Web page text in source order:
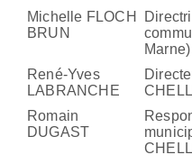
Michelle FLOCH
BRUN
Marne)
René-Yves
LABRANCHE
Romain
DUGAST